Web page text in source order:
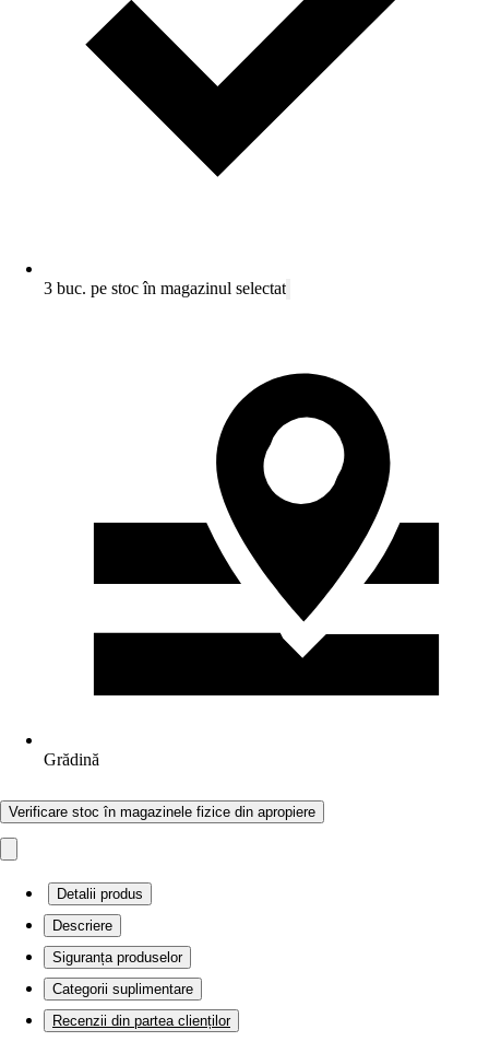
3 buc. pe stoc în magazinul selectat
Grădină
Verificare stoc în magazinele fizice din apropiere
Detalii produs
Descriere
Siguranța produselor
Categorii suplimentare
Recenzii din partea clienților